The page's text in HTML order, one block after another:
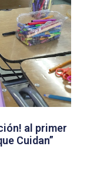
al primer
Cuidan”